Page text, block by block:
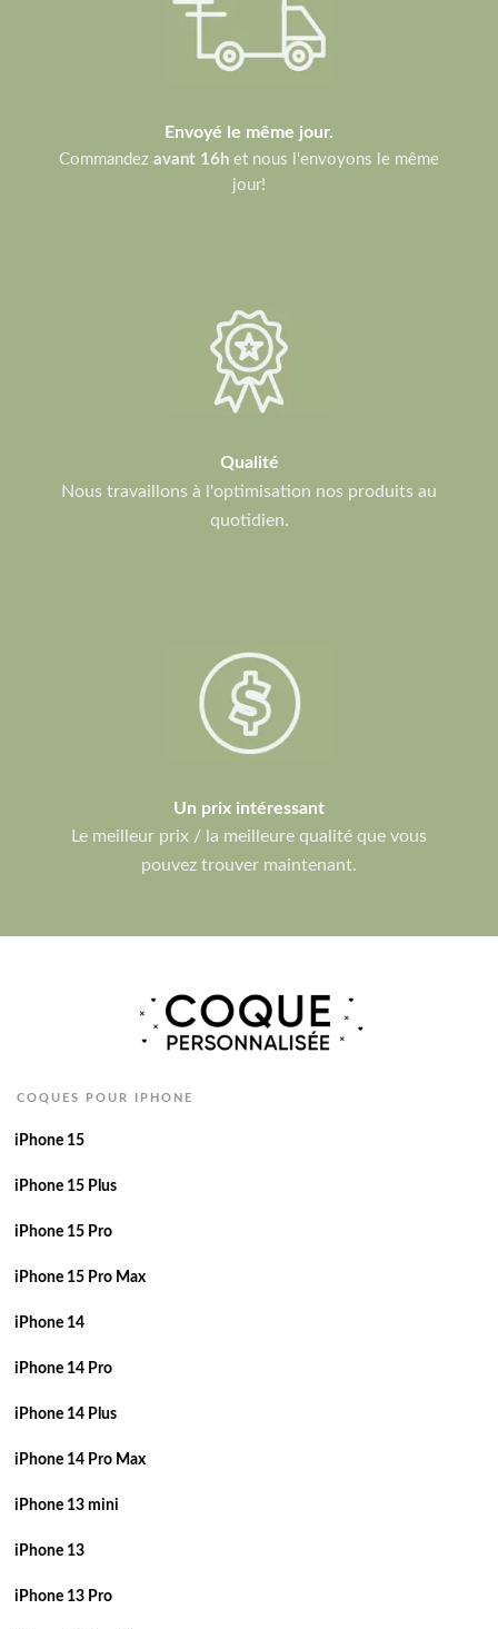
Envoyé le même jour.
Commandez avant 16h et nous l'envoyons le même
jour!
Qualité
Nous travaillons à l'optimisation nos produits au
quotidien.
Un prix intéressant
Le meilleur prix / la meilleure qualité que vous
pouvez trouver maintenant.
COQUES POUR IPHONE
iPhone 15
iPhone 15 Plus
iPhone 15 Pro
iPhone 15 Pro Max
iPhone 14
iPhone 14 Pro
iPhone 14 Plus
iPhone 14 Pro Max
iPhone 13 mini
iPhone 13
iPhone 13 Pro